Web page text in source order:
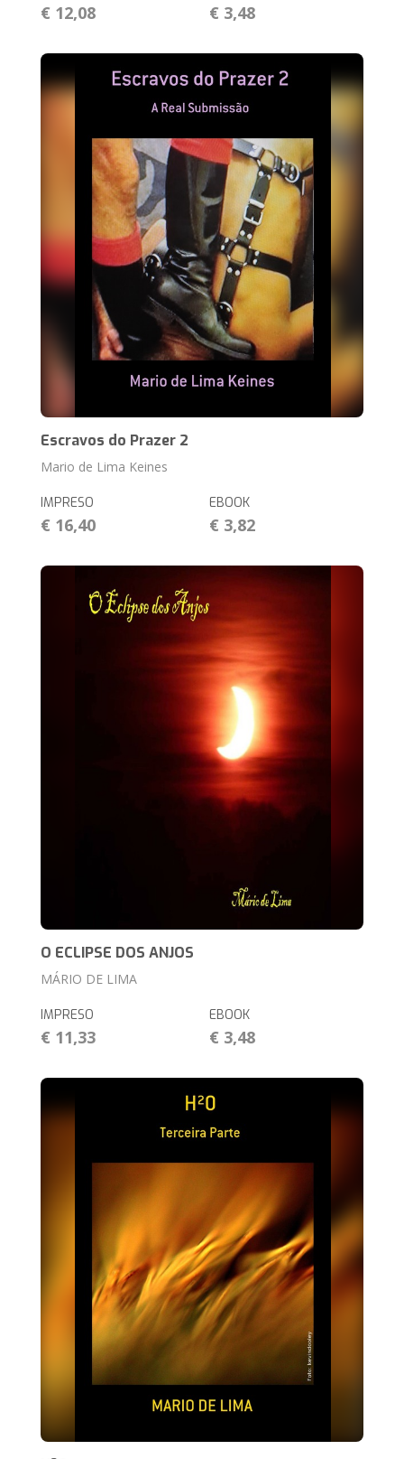
€ 12,08 € 3,48
Escravos do Prazer 2
Mario de Lima Keines
IMPRESO
€ 16,40
EBOOK
€ 3,82
O ECLIPSE DOS ANJOS
MÁRIO DE LIMA
IMPRESO
€ 11,33
EBOOK
€ 3,48